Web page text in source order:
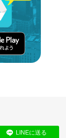
LINEに送る